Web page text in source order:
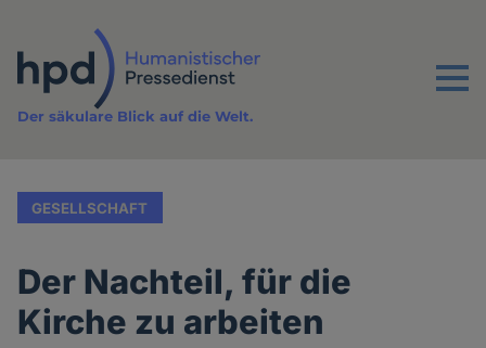
Inhalt
Menu
Der säkulare Blick auf die Welt.
GESELLSCHAFT
Der Nachteil, für die
Kirche zu arbeiten